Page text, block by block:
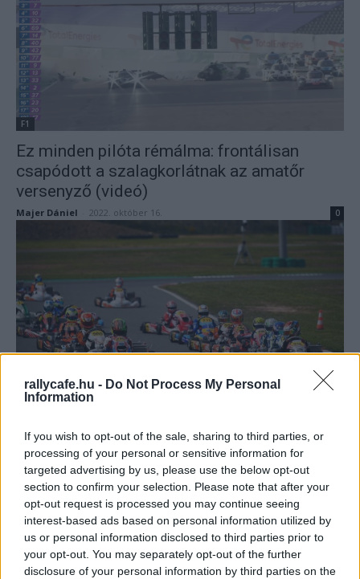
rallycafe.hu - Do Not Process My Personal
Information
If you wish to opt-out of the sale, sharing to third parties, or
processing of your personal or sensitive information for
targeted advertising by us, please use the below opt-out
section to confirm your selection. Please note that after your
opt-out request is processed you may continue seeing
interest-based ads based on personal information utilized by
us or personal information disclosed to third parties prior to
your opt-out. You may separately opt-out of the further
disclosure of your personal information by third parties on the
F1
Ez minden pilóta rémálma: frontálisan
csapódott a szalagkorlátnak az amatőr
versenyző (videó)
Majer Dániel 2022. október 16. 0
UTÁNPÓTLÁS
Magyar pontokkal rajtolt a gokart Eb